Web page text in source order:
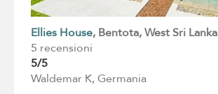
Ellies House, Bentota, West Sri Lanka
5 recensioni
5/5
Waldemar K, Germania